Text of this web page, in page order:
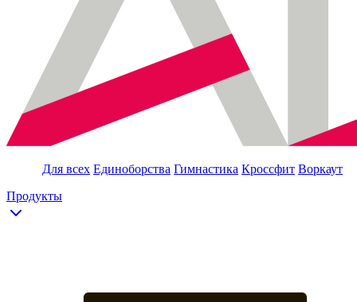
Для всех Единоборства Гимнастика Кроссфит Воркаут
Продукты